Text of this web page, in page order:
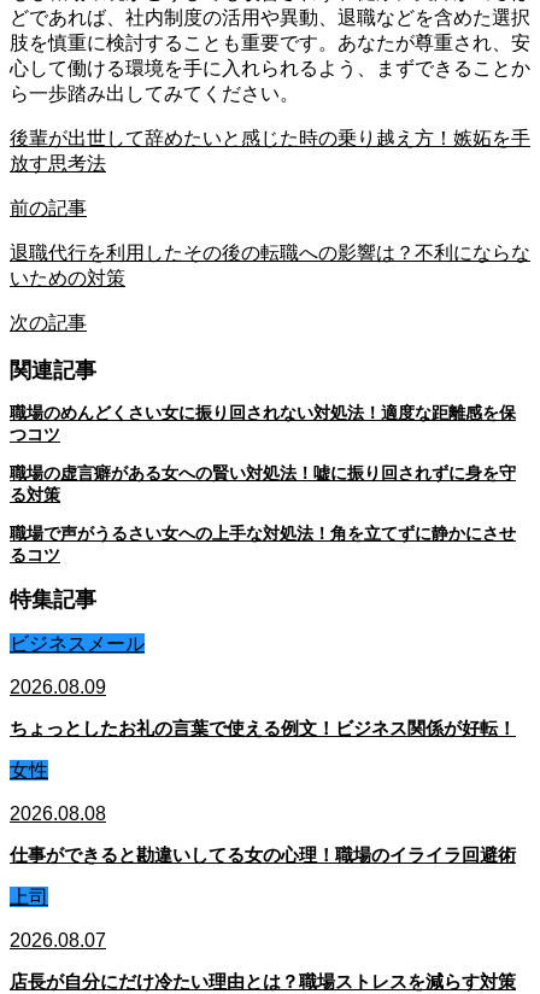
どであれば、社内制度の活用や異動、退職などを含めた選択
肢を慎重に検討することも重要です。あなたが尊重され、安
心して働ける環境を手に入れられるよう、まずできることか
ら一歩踏み出してみてください。
後輩が出世して辞めたいと感じた時の乗り越え方！嫉妬を手
放す思考法
前の記事
退職代行を利用したその後の転職への影響は？不利にならな
いための対策
次の記事
関連記事
職場のめんどくさい女に振り回されない対処法！適度な距離感を保
つコツ
職場の虚言癖がある女への賢い対処法！嘘に振り回されずに身を守
る対策
職場で声がうるさい女への上手な対処法！角を立てずに静かにさせ
るコツ
特集記事
ビジネスメール
2026.08.09
ちょっとしたお礼の言葉で使える例文！ビジネス関係が好転！
女性
2026.08.08
仕事ができると勘違いしてる女の心理！職場のイライラ回避術
上司
2026.08.07
店長が自分にだけ冷たい理由とは？職場ストレスを減らす対策